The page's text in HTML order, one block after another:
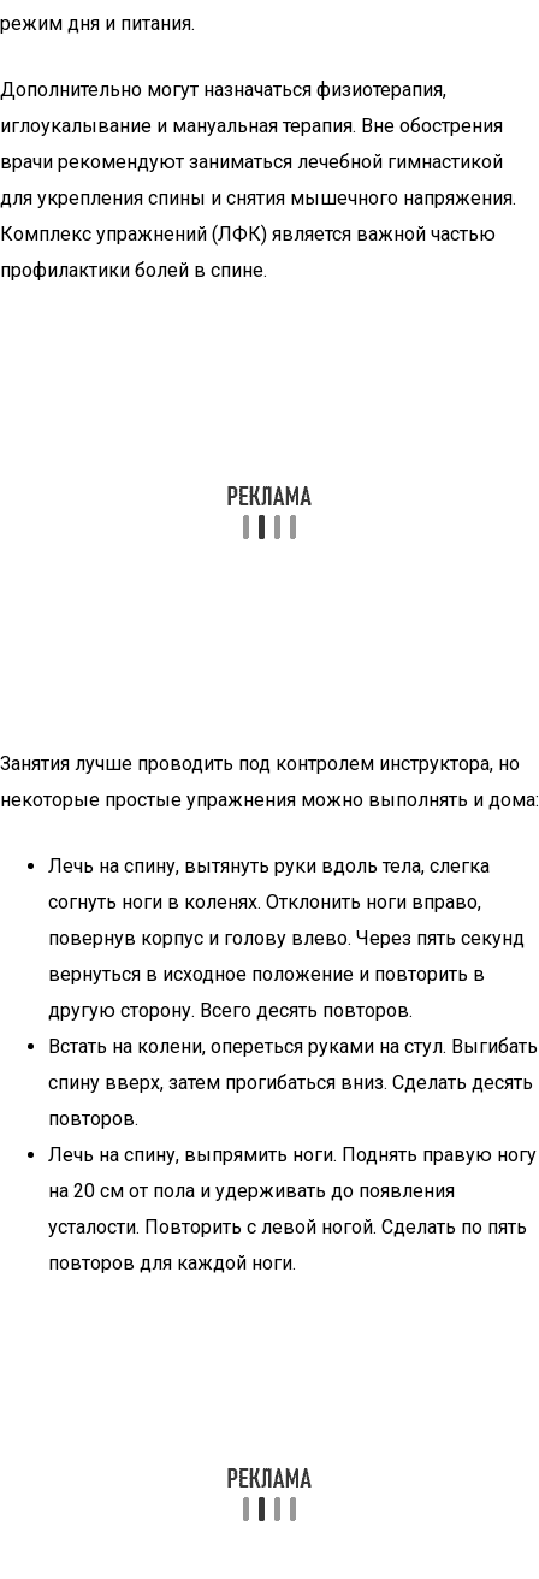
режим дня и питания.
Дополнительно могут назначаться физиотерапия,
иглоукалывание и мануальная терапия. Вне обострения
врачи рекомендуют заниматься лечебной гимнастикой
для укрепления спины и снятия мышечного напряжения.
Комплекс упражнений (ЛФК) является важной частью
профилактики болей в спине.
Занятия лучше проводить под контролем инструктора, но
некоторые простые упражнения можно выполнять и дома:
Лечь на спину, вытянуть руки вдоль тела, слегка
согнуть ноги в коленях. Отклонить ноги вправо,
повернув корпус и голову влево. Через пять секунд
вернуться в исходное положение и повторить в
другую сторону. Всего десять повторов.
Встать на колени, опереться руками на стул. Выгибать
спину вверх, затем прогибаться вниз. Сделать десять
повторов.
Лечь на спину, выпрямить ноги. Поднять правую ногу
на 20 см от пола и удерживать до появления
усталости. Повторить с левой ногой. Сделать по пять
повторов для каждой ноги.